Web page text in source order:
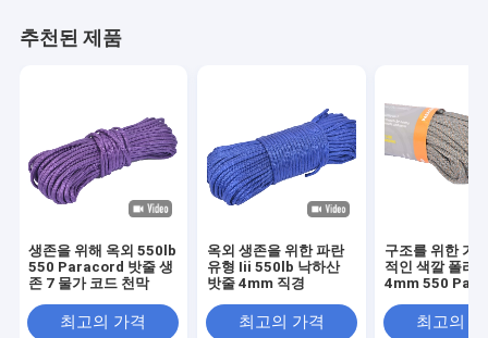
추천된 제품
생존을 위해 옥외 550lb
550 Paracord 밧줄 생
존 7 물가 코드 천막
최고의 가격
옥외 생존을 위한 파란
유형 Iii 550lb 낙하산
밧줄 4mm 직경
최고의 가격
구조를 위한 가
적인 색깔 폴리
4mm 550
최고의